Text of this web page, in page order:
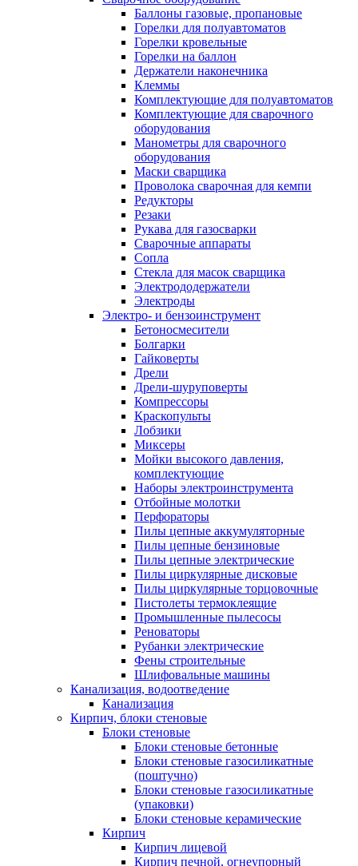
Баллоны газовые, пропановые
Горелки для полуавтоматов
Горелки кровельные
Горелки на баллон
Держатели наконечника
Клеммы
Комплектующие для полуавтоматов
Комплектующие для сварочного
оборудования
Манометры для сварочного
оборудования
Маски сварщика
Проволока сварочная для кемпи
Редукторы
Резаки
Рукава для газосварки
Сварочные аппараты
Сопла
Стекла для масок сварщика
Электрододержатели
Электроды
Электро- и бензоинструмент
Бетоносмесители
Болгарки
Гайковерты
Дрели
Дрели-шуруповерты
Компрессоры
Краскопульты
Лобзики
Миксеры
Мойки высокого давления,
комплектующие
Наборы электроинструмента
Отбойные молотки
Перфораторы
Пилы цепные аккумуляторные
Пилы цепные бензиновые
Пилы цепные электрические
Пилы циркулярные дисковые
Пилы циркулярные торцовочные
Пистолеты термоклеящие
Промышленные пылесосы
Реноваторы
Рубанки электрические
Фены строительные
Шлифовальные машины
Канализация, водоотведение
Канализация
Кирпич, блоки стеновые
Блоки стеновые
Блоки стеновые бетонные
Блоки стеновые газосиликатные
(поштучно)
Блоки стеновые газосиликатные
(упаковки)
Блоки стеновые керамические
Кирпич
Кирпич лицевой
Кирпич печной, огнеупорный